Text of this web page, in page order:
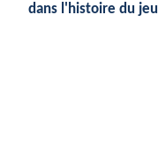
dans l'histoire du